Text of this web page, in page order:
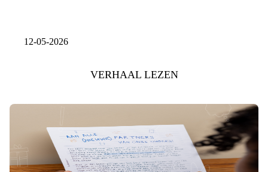
12-05-2026
VERHAAL LEZEN